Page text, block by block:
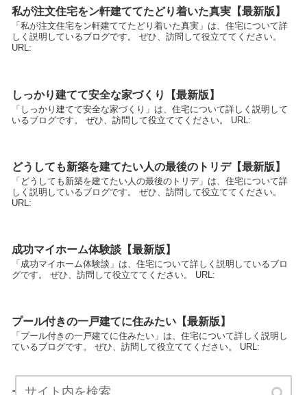
私が注文住宅をン軒建ててたどり着いた真実【最新版】
「私が注文住宅をン軒建ててたどり着いた真実」は、住宅について詳
しく説明しているブログです。 ぜひ、訪問して役立ててください。
URL:
しっかり建てて安全な家づくり【最新版】
「しっかり建てて安全な家づくり」は、住宅について詳しく説明して
いるブログです。 ぜひ、訪問して役立ててください。 URL:
どうしても新築を建てたい人の最後のトリデ【最新版】
「どうしても新築を建てたい人の最後のトリデ」は、住宅について詳
しく説明しているブログです。 ぜひ、訪問して役立ててください。
URL:
成功マイホーム体験談【最新版】
「成功マイホーム体験談」は、住宅について詳しく説明しているブロ
グです。 ぜひ、訪問して役立ててください。 URL:
プール付きの一戸建てに住みたい【最新版】
「プール付きの一戸建てに住みたい」は、住宅について詳しく説明し
ているブログです。 ぜひ、訪問して役立ててください。 URL: